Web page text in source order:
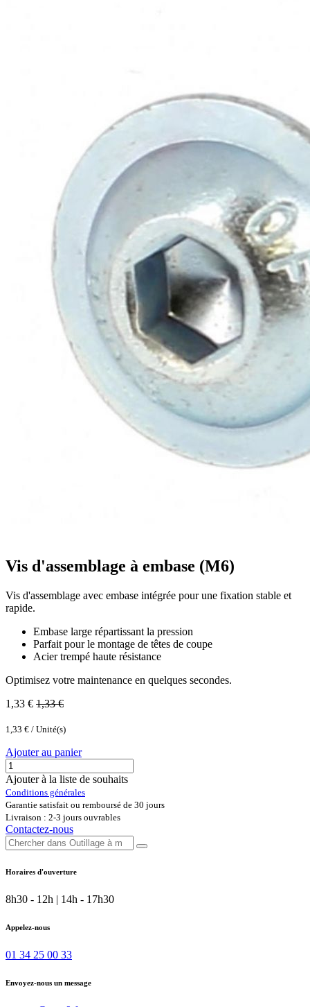
Vis d'assemblage à embase (M6)
Vis d'assemblage avec embase intégrée pour une fixation stable et
rapide.
Embase large répartissant la pression
Parfait pour le montage de têtes de coupe
Acier trempé haute résistance
Optimisez votre maintenance en quelques secondes.
1,33 € 1,33€
1,33 € / Unité(s)
Ajouter au panier
Ajouter à la liste de souhaits
Conditions générales
Garantie satisfait ou remboursé de 30 jours
Livraison : 2-3 jours ouvrables
Contactez-nous
Horaires d'ouverture
8h30 - 12h | 14h - 17h30
Appelez-nous
01 34 25 00 33
Envoyez-nous un message